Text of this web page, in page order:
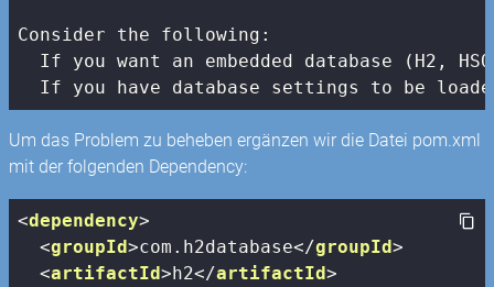
Consider the following:
If you want an embedded database (H2,
If you have database settings to be
Um das Problem zu beheben ergänzen wir die Datei pom.xml
mit der folgenden Dependency:
<dependency>
<groupId>com.h2database</groupId>
<artifactId>h2</artifactId>